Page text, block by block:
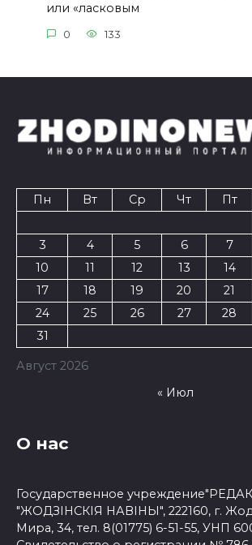
или «ласковым
0 133
Август 2026
Пн Вт Ср Чт Пт
3
4 5 6 7
10
11 12 13 14
17
18 19 20 21
24
25 26 27 28
31
« Июл
О нас
Государственное
"ЖОДЗІНСКІЯ НАВІНЫ", 222160, г.
Мира, 34, тел. 8(01775) 6-51-55, УНП